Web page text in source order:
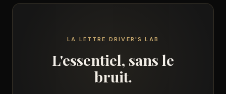
LA LETTRE DRIVER'S LAB
L'essentiel, sans le
bruit.